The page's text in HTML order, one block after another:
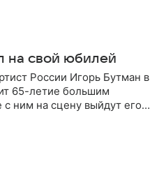
на свой юбилей
России Игорь Бутман в
65-летие большим
ним на сцену выйдут его